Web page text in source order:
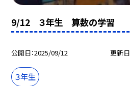
9/12 ３年生 算数の学習
公開日 2025/09/12 更新日
３年生